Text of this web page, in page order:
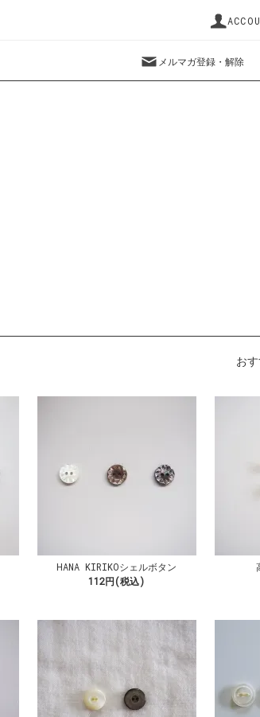
メルマガ登録・解除
お
HANA KIRIKOシェルボタン
112円(税込)